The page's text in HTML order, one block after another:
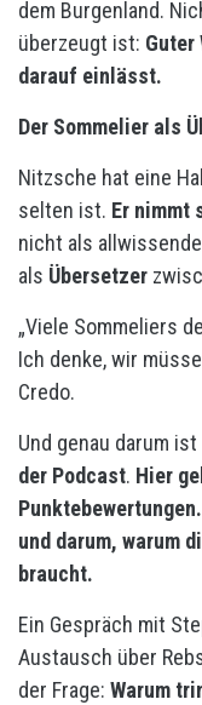
dem Burgenland.
überzeugt ist: Guter
darauf einlässt.
Der Sommelier als
Nitzsche hat eine
selten ist. Er nimmt
nicht als
als Übersetzer
„Viele Sommeliers
Ich denke, wir
Credo.
Und genau darum
der Podcast. Hier
und darum, warum
braucht.
Ein Gespräch mit
Austausch über
der Frage: Warum